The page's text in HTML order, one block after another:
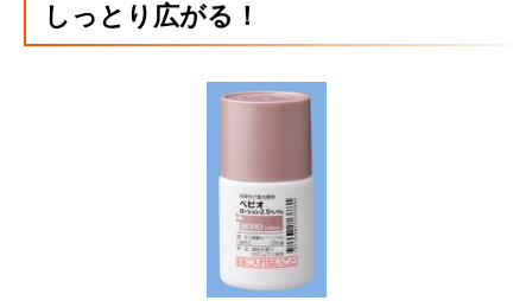
しっとり広がる！